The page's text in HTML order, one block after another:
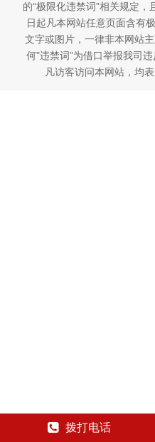
的“极限化违禁词”相关规定，
日起凡本网站任意页面含有
文字或图片，一律非本网站
何"违禁词”为借口举报我司
凡访客访问本网站，均
拨打电话